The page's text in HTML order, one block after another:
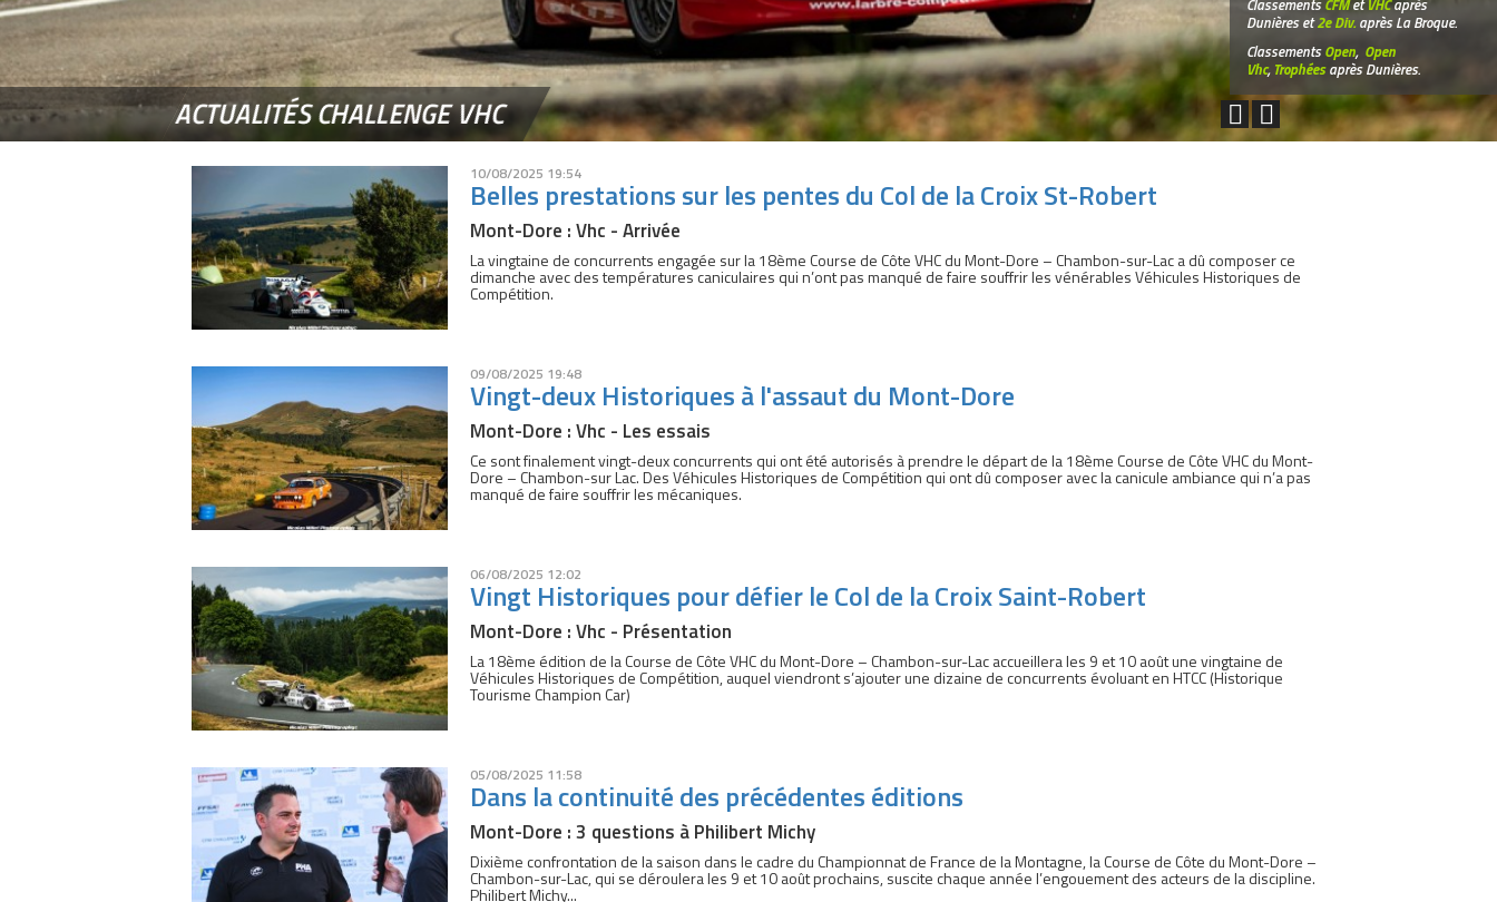
ClassementsCFMetVHCaprès
Dunières et2e Div. après La Broque.
ClassementsOpen, Open
Vhc, Trophéesaprès Dunières.
ACTUALITÉS CHALLENGE VHC
10/08/2025 19:54
Belles prestations sur les pentes du Col de la Croix St-Robert
Mont-Dore : Vhc - Arrivée
La vingtaine de concurrents engagée sur la 18ème Course de Côte VHC du Mont-Dore – Chambon-sur-Lac a dû composer ce
dimanche avec des températures caniculaires qui n’ont pas manqué de faire souffrir les vénérables Véhicules Historiques de
Compétition.
09/08/2025 19:48
Vingt-deux Historiques à l'assaut du Mont-Dore
Mont-Dore : Vhc - Les essais
Ce sont finalement vingt-deux concurrents qui ont été autorisés à prendre le départ de la 18ème Course de Côte VHC du Mont-
Dore – Chambon-sur Lac. Des Véhicules Historiques de Compétition qui ont dû composer avec la canicule ambiance qui n’a pas
manqué de faire souffrir les mécaniques.
06/08/2025 12:02
Vingt Historiques pour défier le Col de la Croix Saint-Robert
Mont-Dore : Vhc - Présentation
La 18ème édition de la Course de Côte VHC du Mont-Dore – Chambon-sur-Lac accueillera les 9 et 10 août une vingtaine de
Véhicules Historiques de Compétition, auquel viendront s’ajouter une dizaine de concurrents évoluant en HTCC (Historique
Tourisme Champion Car)
05/08/2025 11:58
Dans la continuité des précédentes éditions
Mont-Dore : 3 questions à Philibert Michy
Dixième confrontation de la saison dans le cadre du Championnat de France de la Montagne, la Course de Côte du Mont-Dore –
Chambon-sur-Lac, qui se déroulera les 9 et 10 août prochains, suscite chaque année l’engouement des acteurs de la discipline.
Philibert Michy...